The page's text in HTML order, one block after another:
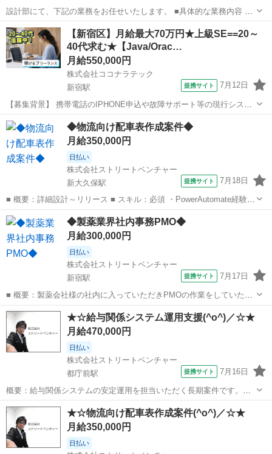
設計部にて、下記の業務をお任せいたします。 ■具体的な業務内容 ・
許認可手続きのための図面作成、資料作成～審査機関への申請業務 ・
専用ソフトを用いた３D図面の作成 ・施工図の作成と修正 CADはベ
クターまたはアーキトレ...
東京 新宿区 Webデザイナー
【新宿区】月給最大70万円★上級SE==20～
40代求む★【Java/Orac…
月給550,000円
株式会社ココナラテック
新宿駅
提携サイト 7月12日
【募集背景】 携帯電話のIPHONE申込や故障サポート等の現行システ
ムを新システムへマイグレーションするプロジェクトにおいて、上流
工程を強化するための募集となります。 【作業内容】 携帯電話の
IPHONE申込および故障サポ...
東京 新宿駅 その他
◆物流向け配車表作成案件◆
月給350,000円
日払い
株式会社ストリートベンチャー
新大久保駅
提携サイト 7月18日
■ 概要：詳細設計～リリース ■ スキル：必須 ・PowerAutomate経験1
年以上 ・ExcelVBAの経験がある方 尚可 ・PL/SQL、C#の開発経験 ■
場所：新大久保駅 ■ 期間：長期 ■時間：9:00～18...
東京 新大久保駅 プログラマー
◆製薬業界社内事務PMO◆
月給300,000円
日払い
株式会社ストリートベンチャー
新宿駅
提携サイト 7月17日
■ 概要：製薬会社様の社内に入っていただきPMOの作業をしていただ
きます。 ■ スキル：必須 ・資料作成経験 ・Excel VBA 尚可 ・製薬業
界の知見 主に資料作成がメインになります。 ガリガリ手が動き資料作
成をできる方...
東京 新宿区 新宿駅 プログラマー
★☆給与関係システム運用支援(^o^)／☆★
月給470,000円
日払い
株式会社ストリートベンチャー
都庁前駅
提携サイト 7月16日
概要：給与関係システムの安定運用を担当いただく長期案件です。
JP1を使用したジョブ管理や定常監視、障害対応、お客様との調整業
務などをご担当いただきます。 運用経験を活かして長期的にご活躍い
ただける環境です。 業務内容： ・...
東京 新宿区 都庁前駅 プログラマー
★☆物流向け配車表作成案件(^o^)／☆★
月給350,000円
日払い